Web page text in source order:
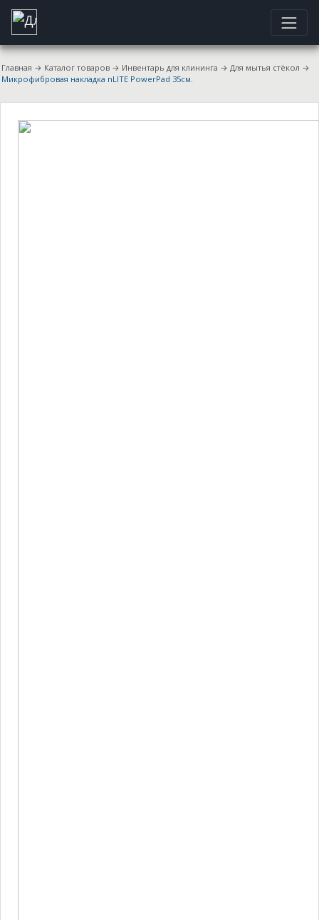
Главная → Каталог товаров → Инвентарь для клининга → Для мытья стёкол →
Микрофибровая накладка nLITE PowerPad 35см.